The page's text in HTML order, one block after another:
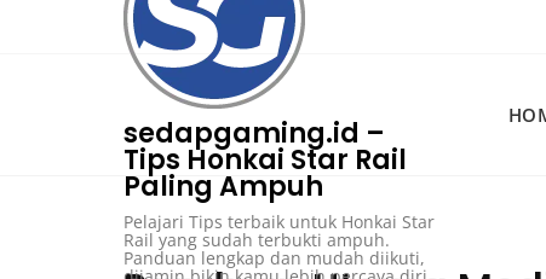
sedapgaming.id –
Tips Honkai Star Rail
Paling Ampuh
Pelajari Tips terbaik untuk Honkai Star
Rail yang sudah terbukti ampuh.
Panduan lengkap dan mudah diikuti,